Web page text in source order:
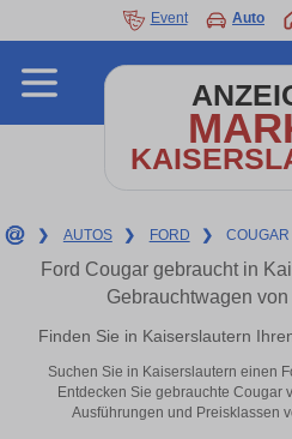
Event Auto
❯ AUTOS ❯ FORD ❯ COUGAR
Ford Cougar gebraucht in
Gebrauchtwagen
Finden Sie in Kaiserslautern
Suchen Sie in Kaiserslautern einen
Entdecken Sie gebrauchte Cougar
Ausführungen und Preisklassen